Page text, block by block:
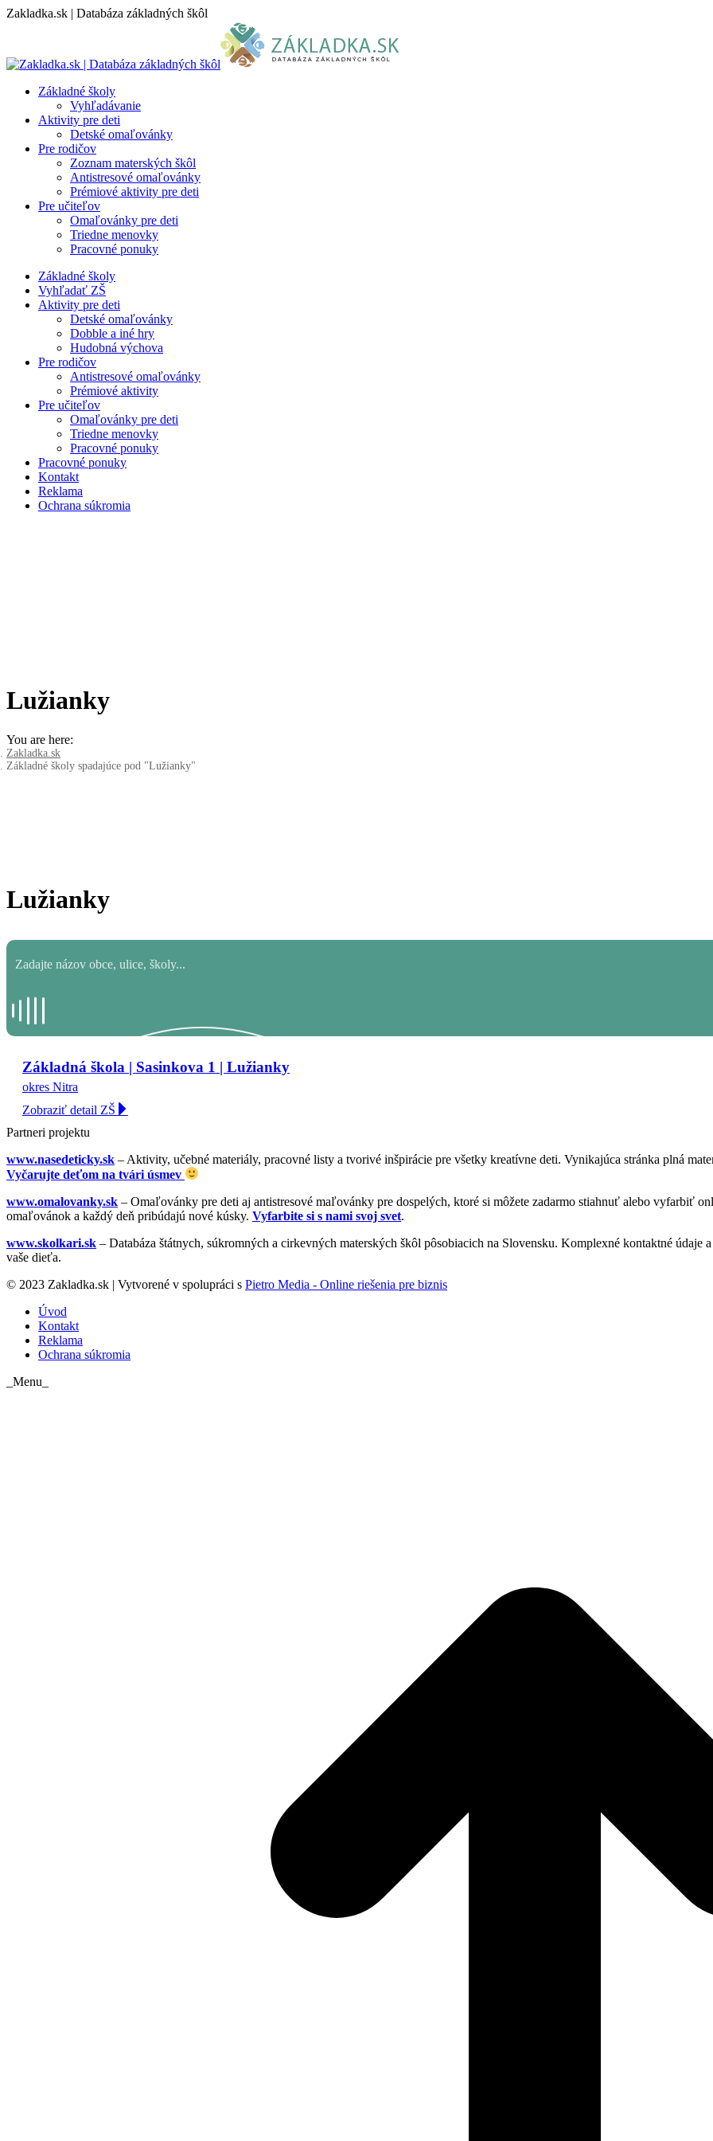
Skip
Zakladka.sk | Databáza základných škôl
Základné školy
Vyhľadávanie
Aktivity pre deti
Detské omaľovánky
Pre rodičov
Zoznam materských škôl
Antistresové omaľovánky
Prémiové aktivity pre deti
Pre učiteľov
Omaľovánky pre deti
Triedne menovky
Pracovné ponuky
Základné školy
Vyhľadať ZŠ
Aktivity pre deti
Detské omaľovánky
Dobble a iné hry
Hudobná výchova
Pre rodičov
Antistresové omaľovánky
Prémiové aktivity
Pre učiteľov
Omaľovánky pre deti
Triedne menovky
Pracovné ponuky
Pracovné ponuky
Kontakt
Reklama
Ochrana súkromia
Lužianky
You are here:
Zakladka.sk
Základné školy spadajúce pod "Lužianky"
Lužianky
Základná škola | Sasinkova 1 | Lužianky
okres Nitra
Zobraziť detail ZŠ
Partneri projektu
www.nasedeticky.sk – Aktivity, učebné materiály, pracovné listy a tvorivé inšpirácie pre všetky kreatívne deti. Vynikajúca stránka plná
Vyčarujte deťom na tvári úsmev
www.omalovanky.sk – Omaľovánky pre deti aj antistresové maľovánky pre dospelých, ktoré si môžete zadarmo stiahnuť alebo vyfarbiť
omaľovánok a každý deň pribúdajú nové kúsky. Vyfarbite si s nami svoj svet.
www.skolkari.sk – Databáza štátnych, súkromných a cirkevných materských škôl pôsobiacich na Slovensku. Komplexné kontaktné
vaše dieťa.
© 2023 Zakladka.sk | Vytvorené v spolupráci s Pietro Media - Online riešenia pre biznis
Úvod
Kontakt
Reklama
Ochrana súkromia
_Menu_